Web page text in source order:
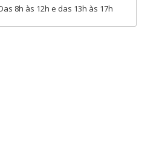
8h às 12h e das 13h às 17h